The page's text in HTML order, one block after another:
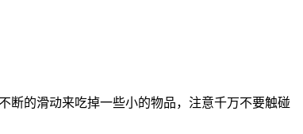
断的滑动来吃掉一些小的物品，注意千万不要触碰